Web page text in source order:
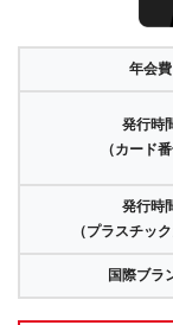
年会費
発行時
（カード番
発行時
（プラスチック
国際ブラ